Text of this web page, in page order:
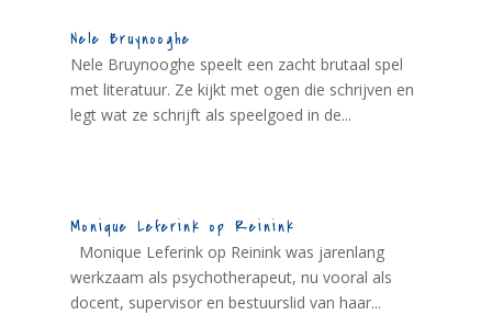
Nele Bruynooghe
Nele Bruynooghe speelt een zacht brutaal spel
met literatuur. Ze kijkt met ogen die schrijven en
legt wat ze schrijft als speelgoed in de...
Monique Leferink op Reinink
Monique Leferink op Reinink was jarenlang
werkzaam als psychotherapeut, nu vooral als
docent, supervisor en bestuurslid van haar...